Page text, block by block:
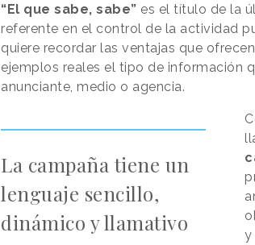
“El que sabe, sabe” es el título de la
referente en el control de la actividad
quiere recordar las ventajas que
ejemplos reales el tipo de información
anunciante, medio o agencia.
La campaña tiene un
lenguaje sencillo,
dinámico y llamativo
y